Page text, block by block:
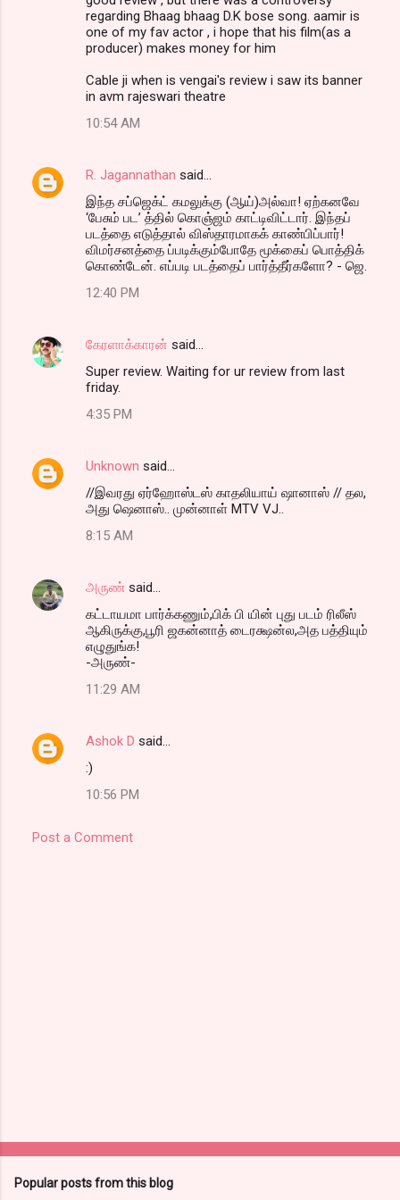
regarding Bhaag bhaag D.K bose song. aamir is
one of my fav actor , i hope that his film(as a
producer) makes money for him
Cable ji when is vengai's review i saw its banner
in avm rajeswari theatre
10:54 AM
R. Jagannathan said…
இந்த சப்ஜெக்ட் கமலுக்கு (ஆய்)அல்வா! ஏற்கனவே
‘பேசும் பட’ த்தில் கொஞ்ஜம் காட்டிவிட்டார். இந்தப்
படத்தை எடுத்தால் விஸ்தாரமாகக் காண்பிப்பார்!
விமர்சனத்தை ப்படிக்கும்போதே மூக்கைப் பொத்திக்
கொண்டேன். எப்படி படத்தைப் பார்த்தீர்களோ? - ஜெ.
12:40 PM
கேரளாக்காரன் said…
Super review. Waiting for ur review from last
friday.
4:35 PM
Unknown said…
//இவரது ஏர்ஹோஸ்டஸ் காதலியாய் ஷானாஸ் // தல,
அது ஷெனாஸ்.. முன்னாள் MTV VJ..
8:15 AM
அருண் said…
கட்டாயமா பார்க்கணும்,பிக் பி யின் புது படம் ரிலீஸ்
ஆகிருக்கு,பூரி ஜகன்னாத் டைரக்ஷன்ல,அத பத்தியும்
எழுதுங்க!
-அருண்-
11:29 AM
Ashok D said…
:)
10:56 PM
Post a Comment
Popular posts from this blog